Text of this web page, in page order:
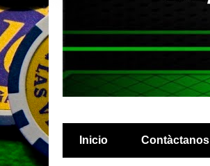
Inicio Contàctanos